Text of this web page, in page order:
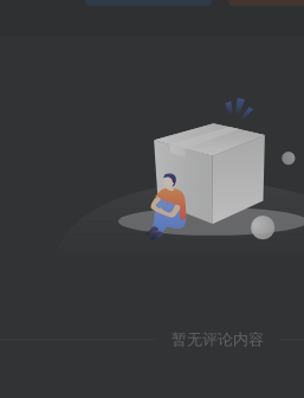
暂无评论内容